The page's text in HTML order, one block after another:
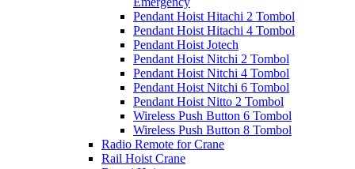
Pendant Hoist Hitachi 2 Tombol
Pendant Hoist Hitachi 4 Tombol
Pendant Hoist Jotech
Pendant Hoist Nitchi 2 Tombol
Pendant Hoist Nitchi 4 Tombol
Pendant Hoist Nitchi 6 Tombol
Pendant Hoist Nitto 2 Tombol
Wireless Push Button 6 Tombol
Wireless Push Button 8 Tombol
Radio Remote for Crane
Rail Hoist Crane